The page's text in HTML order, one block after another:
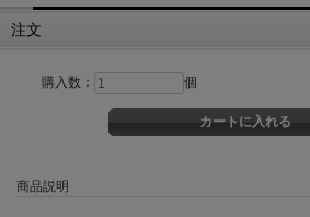
注文
購入数： 個
商品説明